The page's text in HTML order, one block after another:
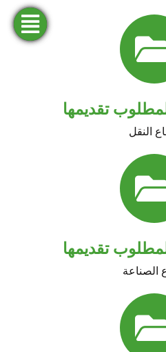
تقديمها
النقل
تقديمها
الصناعة
ابحث
عن وكالة
طلب
تمويل
المحاكاة
فتح
حساب